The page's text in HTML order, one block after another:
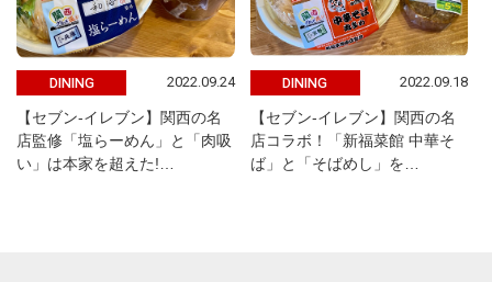
DINING 2022.09.24
【セブン-イレブン】関西の名
店監修「塩らーめん」と「肉吸
い」は本家を超えた!…
DINING 2022.09.18
【セブン-イレブン】関西の名
店コラボ！「新福菜館 中華そ
ば」と「そばめし」を…